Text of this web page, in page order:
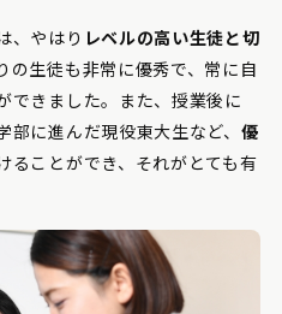
、やはり レベルの高い生徒と切
の生徒も非常に優秀で、常に自
できました。また、授業後に
に進んだ現役東大生など、 優
ることができ、それがとても有